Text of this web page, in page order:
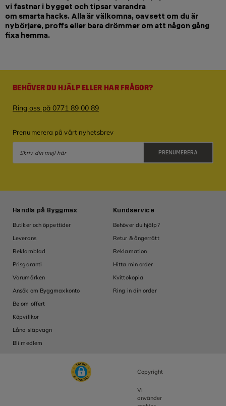
vi fastnar i bygget och tipsar varandra
om smarta hacks. Alla är välkomna, oavsett om du är
nybörjare, proffs eller bara drömmer om att någon gång
fixa hemma.
BEHÖVER DU HJÄLP ELLER HAR FRÅGOR?
Ring oss på 0771 89 00 89
Prenumerera på vårt nyhetsbrev
PRENUMERERA
Handla på Byggmax
Butiker och öppettider
Leverans
Reklamblad
Prisgaranti
Varumärken
Ansök om Byggmaxkonto
Be om offert
Köpvillkor
Låna släpvagn
Bli medlem
Kundservice
Behöver du hjälp?
Retur & ångerrätt
Reklamation
Hitta min order
Kvittokopia
Ring in din order
Copyright
Vi
använder